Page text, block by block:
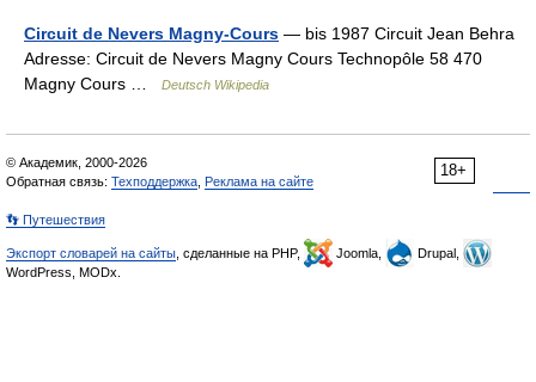
Circuit de Nevers Magny-Cours — bis 1987 Circuit Jean Behra
Adresse: Circuit de Nevers Magny Cours Technopôle 58 470
Magny Cours …
Deutsch Wikipedia
18+
© Академик, 2000-2026
Обратная связь: Техподдержка Реклама на сайте
👣 Путешествия
Экспорт словарей на сайты , сделанные на PHP, Joomla,
Drupal,
WordPress, MODx.